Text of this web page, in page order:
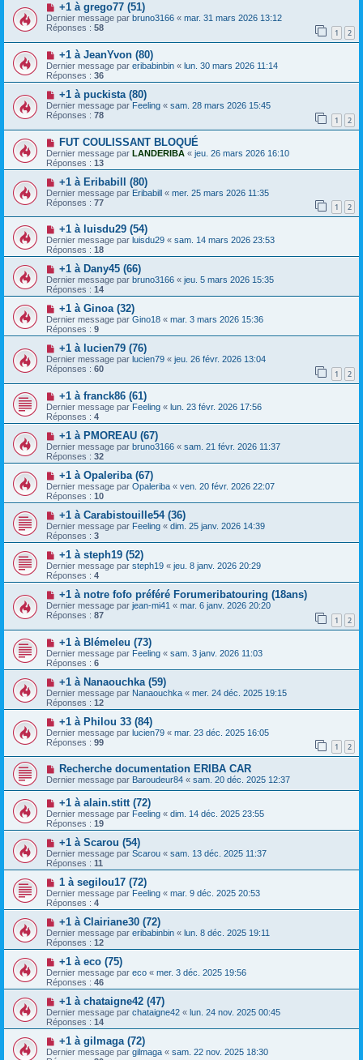
+1 à grego77 (51)
Dernier message par bruno3166 « mar. 31 mars 2026 13:12
Réponses : 58 1 2
+1 à JeanYvon (80)
Dernier message par eribabinbin « lun. 30 mars 2026 11:14
Réponses : 36
+1 à puckista (80)
Dernier message par Feeling « sam. 28 mars 2026 15:45
Réponses : 78 1 2
FUT COULISSANT BLOQUÉ
Dernier message par LANDERIBA « jeu. 26 mars 2026 16:10
Réponses : 13
+1 à Eribabill (80)
Dernier message par Eribabill « mer. 25 mars 2026 11:35
Réponses : 77 1 2
+1 à luisdu29 (54)
Dernier message par luisdu29 « sam. 14 mars 2026 23:53
Réponses : 18
+1 à Dany45 (66)
Dernier message par bruno3166 « jeu. 5 mars 2026 15:35
Réponses : 14
+1 à Ginoa (32)
Dernier message par Gino18 « mar. 3 mars 2026 15:36
Réponses : 9
+1 à lucien79 (76)
Dernier message par lucien79 « jeu. 26 févr. 2026 13:04
Réponses : 60 1 2
+1 à franck86 (61)
Dernier message par Feeling « lun. 23 févr. 2026 17:56
Réponses : 4
+1 à PMOREAU (67)
Dernier message par bruno3166 « sam. 21 févr. 2026 11:37
Réponses : 32
+1 à Opaleriba (67)
Dernier message par Opaleriba « ven. 20 févr. 2026 22:07
Réponses : 10
+1 à Carabistouille54 (36)
Dernier message par Feeling « dim. 25 janv. 2026 14:39
Réponses : 3
+1 à steph19 (52)
Dernier message par steph19 « jeu. 8 janv. 2026 20:29
Réponses : 4
+1 à notre fofo préféré Forumeribatouring (18ans)
Dernier message par jean-mi41 « mar. 6 janv. 2026 20:20
Réponses : 87 1 2
+1 à Blémeleu (73)
Dernier message par Feeling « sam. 3 janv. 2026 11:03
Réponses : 6
+1 à Nanaouchka (59)
Dernier message par Nanaouchka « mer. 24 déc. 2025 19:15
Réponses : 12
+1 à Philou 33 (84)
Dernier message par lucien79 « mar. 23 déc. 2025 16:05
Réponses : 99 1 2
Recherche documentation ERIBA CAR
Dernier message par Baroudeur84 « sam. 20 déc. 2025 12:37
+1 à alain.stitt (72)
Dernier message par Feeling « dim. 14 déc. 2025 23:55
Réponses : 19
+1 à Scarou (54)
Dernier message par Scarou « sam. 13 déc. 2025 11:37
Réponses : 11
1 à segilou17 (72)
Dernier message par Feeling « mar. 9 déc. 2025 20:53
Réponses : 4
+1 à Clairiane30 (72)
Dernier message par eribabinbin « lun. 8 déc. 2025 19:11
Réponses : 12
+1 à eco (75)
Dernier message par eco « mer. 3 déc. 2025 19:56
Réponses : 46
+1 à chataigne42 (47)
Dernier message par chataigne42 « lun. 24 nov. 2025 00:45
Réponses : 14
+1 à gilmaga (72)
Dernier message par gilmaga « sam. 22 nov. 2025 18:30